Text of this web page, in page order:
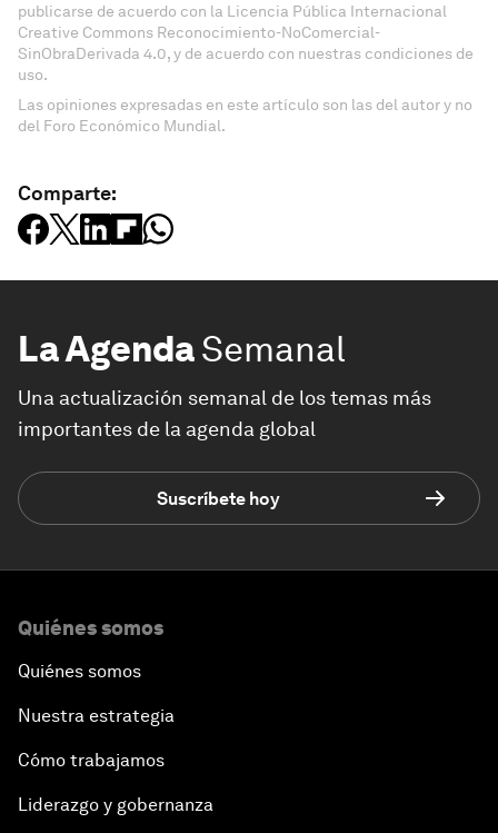
publicarse de acuerdo con la Licencia Pública Internacional
Creative Commons Reconocimiento-NoComercial-
SinObraDerivada 4.0, y de acuerdo con nuestras condiciones de
uso.
Las opiniones expresadas en este artículo son las del autor y no
del Foro Económico Mundial.
Comparte:
La AgendaSemanal
Una actualización semanal de los temas más
importantes de la agenda global
Suscríbete hoy
Quiénes somos
Quiénes somos
Nuestra estrategia
Cómo trabajamos
Liderazgo y gobernanza